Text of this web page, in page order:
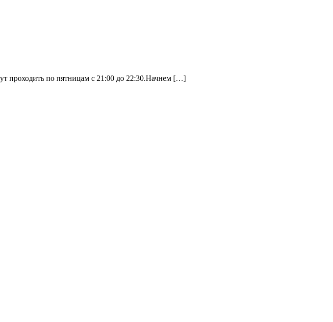
проходить по пятницам с 21:00 до 22:30.Начнем […]